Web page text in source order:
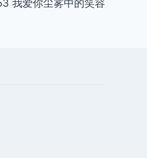
我爱你尘雾中的笑容